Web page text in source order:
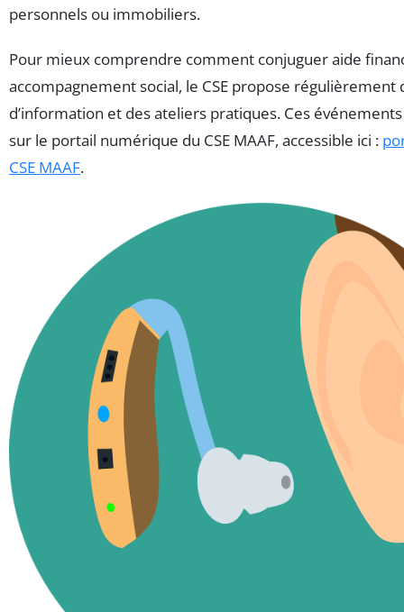
personnels ou immobiliers.
Pour mieux comprendre comment conjuguer aide
accompagnement social, le CSE propose régulièrement
d’information et des ateliers pratiques. Ces
sur le portail numérique du CSE MAAF, accessible ici :
CSE MAAF.